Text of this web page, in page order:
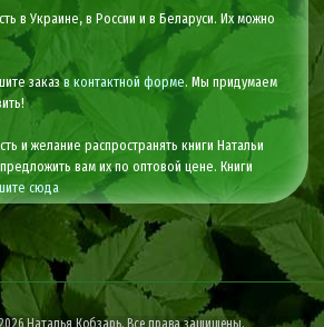
в Украине, в России и в Беларуси. Их можно
заказв контактной форме. Мы придумаем
и желание распространять книги Натальи
вам их по оптовой цене. Книги
сюда
Наталья Кобзарь. Все права защищены.